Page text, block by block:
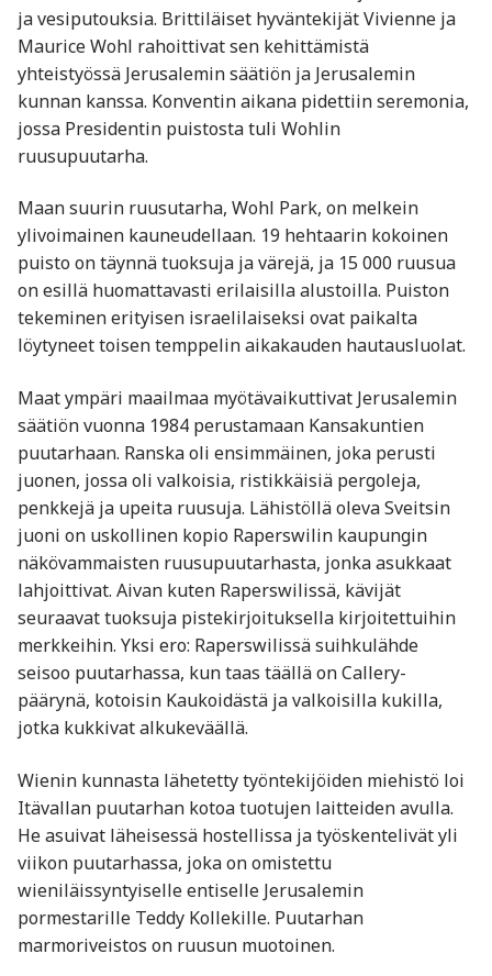
ja vesiputouksia. Brittiläiset hyväntekijät Vivienne ja
Maurice Wohl rahoittivat sen kehittämistä
yhteistyössä Jerusalemin säätiön ja Jerusalemin
kunnan kanssa. Konventin aikana pidettiin seremonia,
jossa Presidentin puistosta tuli Wohlin
ruusupuutarha.
Maan suurin ruusutarha, Wohl Park, on melkein
ylivoimainen kauneudellaan. 19 hehtaarin kokoinen
puisto on täynnä tuoksuja ja värejä, ja 15 000 ruusua
on esillä huomattavasti erilaisilla alustoilla. Puiston
tekeminen erityisen israelilaiseksi ovat paikalta
löytyneet toisen temppelin aikakauden hautausluolat.
Maat ympäri maailmaa myötävaikuttivat Jerusalemin
säätiön vuonna 1984 perustamaan Kansakuntien
puutarhaan. Ranska oli ensimmäinen, joka perusti
juonen, jossa oli valkoisia, ristikkäisiä pergoleja,
penkkejä ja upeita ruusuja. Lähistöllä oleva Sveitsin
juoni on uskollinen kopio Raperswilin kaupungin
näkövammaisten ruusupuutarhasta, jonka asukkaat
lahjoittivat. Aivan kuten Raperswilissä, kävijät
seuraavat tuoksuja pistekirjoituksella kirjoitettuihin
merkkeihin. Yksi ero: Raperswilissä suihkulähde
seisoo puutarhassa, kun taas täällä on Callery-
päärynä, kotoisin Kaukoidästä ja valkoisilla kukilla,
jotka kukkivat alkukeväällä.
Wienin kunnasta lähetetty työntekijöiden miehistö loi
Itävallan puutarhan kotoa tuotujen laitteiden avulla.
He asuivat läheisessä hostellissa ja työskentelivät yli
viikon puutarhassa, joka on omistettu
wieniläissyntyiselle entiselle Jerusalemin
pormestarille Teddy Kollekille. Puutarhan
marmoriveistos on ruusun muotoinen.